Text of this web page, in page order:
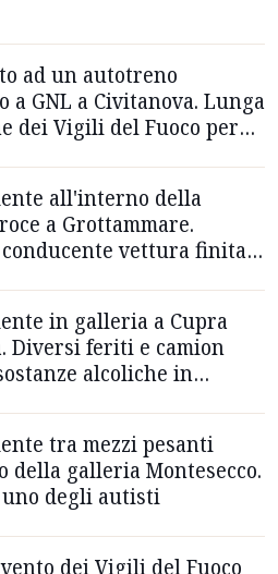
ad un autotreno
a GNL a Civitanova. Lunga
dei Vigili del Fuoco per
all'interno della
a Grottammare.
conducente vettura finita
in galleria a Cupra
Diversi feriti e camion
alcoliche in
tra mezzi pesanti
della galleria Montesecco.
uno degli autisti
dei Vigili del Fuoco